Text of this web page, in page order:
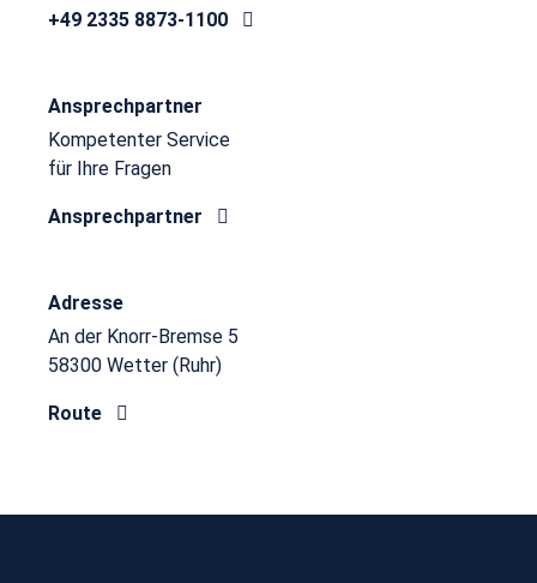
+49 2335 8873-1100
Ansprechpartner
Kompetenter Service
für Ihre Fragen
Ansprechpartner
Adresse
An der Knorr-Bremse 5
58300 Wetter (Ruhr)
Route